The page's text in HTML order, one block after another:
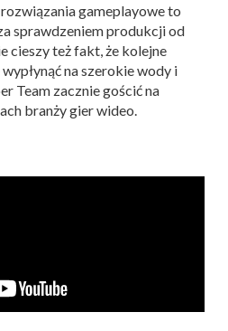
gameplayowe to
sprawdzeniem produkcji od
cieszy też fakt, że kolejne
na szerokie wody i
Team zacznie gościć na
branży gier wideo.